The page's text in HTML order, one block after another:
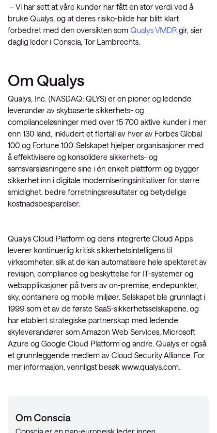
– Vi har sett at våre kunder har fått en stor verdi ved å
bruke Qualys, og at deres risiko-bilde har blitt klart
forbedret med den oversikten som Qualys VMDR gir, sier
daglig leder i Conscia, Tor Lambrechts.
Om Qualys
Qualys, Inc. (NASDAQ: QLYS) er en pioner og ledende
leverandør av skybaserte sikkerhets- og
complianceløsninger med over 15 700 aktive kunder i mer
enn 130 land, inkludert et flertall av hver av Forbes Global
100 og Fortune 100. Selskapet hjelper organisasjoner med
å effektivisere og konsolidere sikkerhets- og
samsvarsløsningene sine i én enkelt plattform og bygger
sikkerhet inn i digitale moderniseringsinitiativer for større
smidighet, bedre forretningsresultater og betydelige
kostnadsbesparelser.
Qualys Cloud Platform og dens integrerte Cloud Apps
leverer kontinuerlig kritisk sikkerhetsintelligens til
virksomheter, slik at de kan automatisere hele spekteret av
revisjon, compliance og beskyttelse for IT-systemer og
webapplikasjoner på tvers av on-premise, endepunkter,
sky, containere og mobile miljøer. Selskapet ble grunnlagt i
1999 som et av de første SaaS-sikkerhetsselskapene, og
har etablert strategiske partnerskap med ledende
skyleverandører som Amazon Web Services, Microsoft
Azure og Google Cloud Platform og andre. Qualys er også
et grunnleggende medlem av Cloud Security Alliance. For
mer informasjon, vennligst besøk www.qualys.com.
Om Conscia